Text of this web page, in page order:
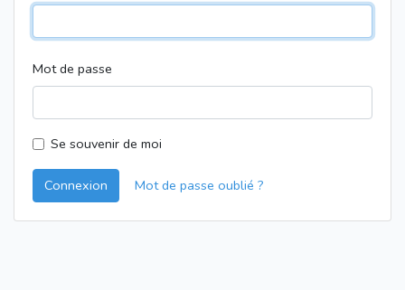
Mot de passe
Se souvenir de moi
Connexion Mot de passe oublié ?